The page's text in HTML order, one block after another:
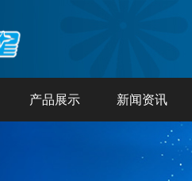
产品展示 新闻资讯